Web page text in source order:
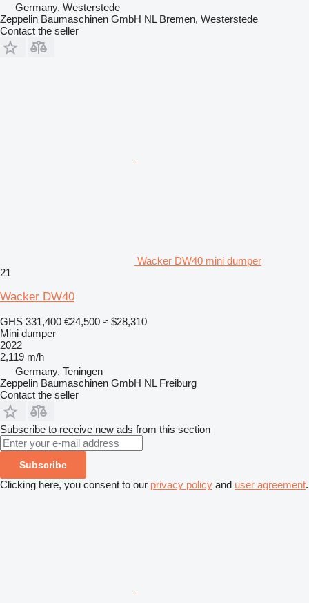
Germany, Westerstede
Zeppelin Baumaschinen GmbH NL Bremen, Westerstede
Contact the seller
Wacker DW40 mini dumper
21
Wacker DW40
GHS 331,400 €24,500 ≈ $28,310
Mini dumper
2022
2,119 m/h
Germany, Teningen
Zeppelin Baumaschinen GmbH NL Freiburg
Contact the seller
Subscribe to receive new ads from this section
Subscribe
Clicking here, you consent to our privacy policy and user agreement.